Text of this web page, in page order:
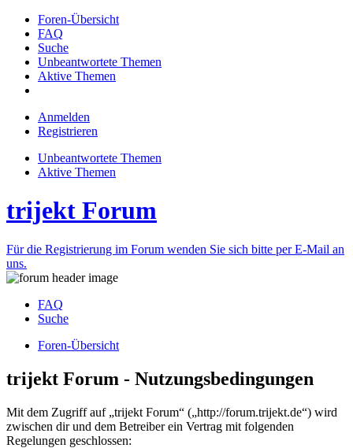
Foren-Übersicht
FAQ
Suche
Unbeantwortete Themen
Aktive Themen
Anmelden
Registrieren
Unbeantwortete Themen
Aktive Themen
trijekt Forum
Für die Registrierung im Forum wenden Sie sich bitte per E-Mail an
uns.
FAQ
Suche
Foren-Übersicht
trijekt Forum - Nutzungsbedingungen
Mit dem Zugriff auf „trijekt Forum“ („http://forum.trijekt.de“) wird
zwischen dir und dem Betreiber ein Vertrag mit folgenden
Regelungen geschlossen: